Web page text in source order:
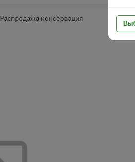
Распродажа консервация